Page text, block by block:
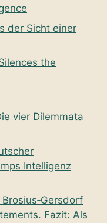
der Sicht einer
the
vier Dilemmata
Intelligenz
Fazit: Als